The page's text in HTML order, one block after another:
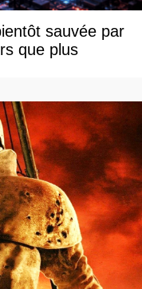
sauvée par
que plus